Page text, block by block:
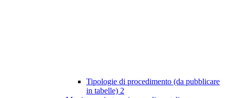
Tipologie di procedimento (da pubblicare
in tabelle) 2